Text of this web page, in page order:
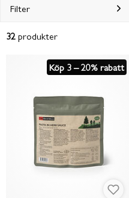
Filter
32produkter
Köp 3 – 20% rabatt